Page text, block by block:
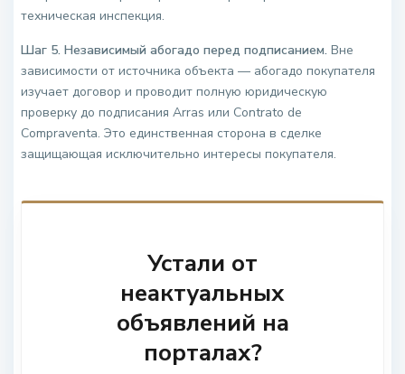
техническая инспекция.
Шаг 5. Независимый абогадо перед подписанием. Вне
зависимости от источника объекта — абогадо покупателя
изучает договор и проводит полную юридическую
проверку до подписания Arras или Contrato de
Compraventa. Это единственная сторона в сделке
защищающая исключительно интересы покупателя.
Устали от
неактуальных
объявлений на
порталах?